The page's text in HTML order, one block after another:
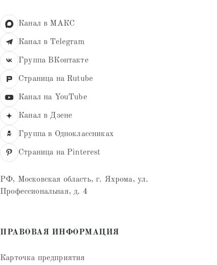
Канал в МАКС
Канал в Telegram
Группа ВКонтакте
Страница на Rutube
Канал на YouTube
Канал в Дзене
Группа в Одноклассниках
Страница на Pinterest
РФ, Московская область, г. Яхрома, ул.
Профессиональная, д. 4
ПРАВОВАЯ ИНФОРМАЦИЯ
Карточка предприятия